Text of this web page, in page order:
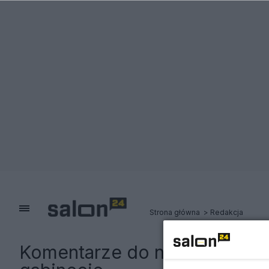
Strona główna Redakcja
Komentarze do notki:Na